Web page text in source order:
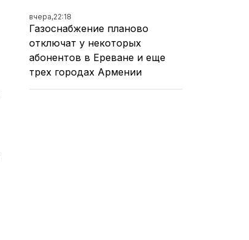
вчера,22:18
Газоснабжение планово
отключат у некоторых
абонентов в Ереване и еще
трех городах Армении